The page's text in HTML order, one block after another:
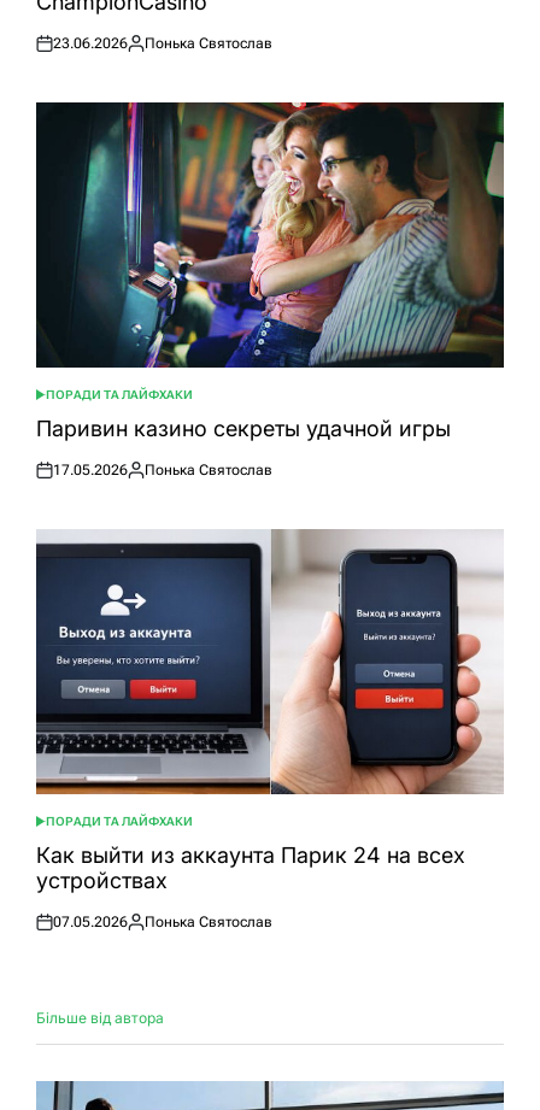
Оприлюднено
23.06.2026
Опубліковано
Понька Святослав
ОПУБЛІКУВАТИ
У
ПОРАДИ ТА ЛАЙФХАКИ
Паривин казино секреты удачной игры
Оприлюднено
17.05.2026
Опубліковано
Понька Святослав
ОПУБЛІКУВАТИ
У
ПОРАДИ ТА ЛАЙФХАКИ
Как выйти из аккаунта Парик 24 на всех
устройствах
Оприлюднено
07.05.2026
Опубліковано
Понька Святослав
Більше від автора